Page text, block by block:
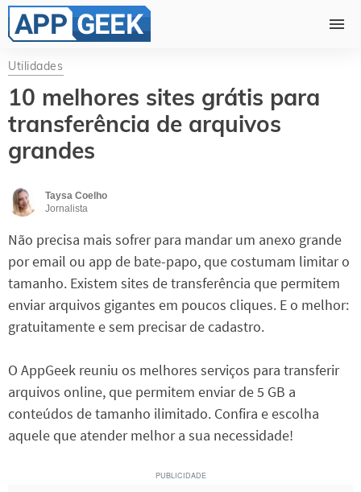
Utilidades
10 melhores sites grátis para
transferência de arquivos
grandes
Taysa Coelho
Jornalista
Não precisa mais sofrer para mandar um anexo grande
por email ou app de bate-papo, que costumam limitar o
tamanho. Existem sites de transferência que permitem
enviar arquivos gigantes em poucos cliques. E o melhor:
gratuitamente e sem precisar de cadastro.
O AppGeek reuniu os melhores serviços para transferir
arquivos online, que permitem enviar de 5 GB a
conteúdos de tamanho ilimitado. Confira e escolha
aquele que atender melhor a sua necessidade!